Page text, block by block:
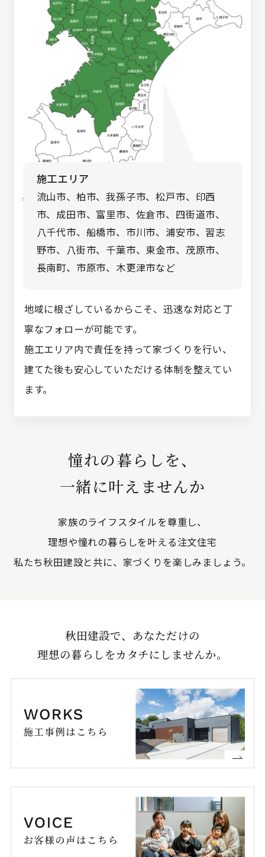
施工エリア
流山市、柏市、我孫子市、松戸市、印西
市、成田市、富里市、佐倉市、四街道市、
八千代市、船橋市、市川市、浦安市、習志
野市、八街市、千葉市、東金市、茂原市、
長南町、市原市、木更津市など
地域に根ざしているからこそ、迅速な対応と丁
寧なフォローが可能です。
施工エリア内で責任を持って家づくりを行い、
建てた後も安心していただける体制を整えてい
ます。
憧れの暮らしを、
一緒に叶えませんか
家族のライフスタイルを尊重し、
理想や憧れの暮らしを叶える注文住宅
私たち秋田建設と共に、家づくりを楽しみましょう。
秋田建設で、あなただけの
理想の暮らしをカタチにしませんか。